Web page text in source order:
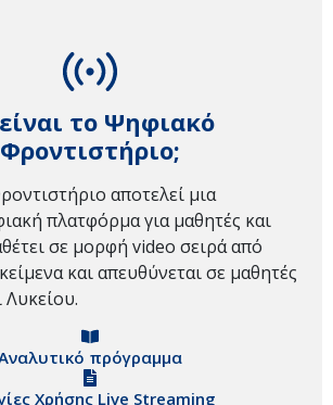
το Ψηφιακό
Φροντιστήριο;
αποτελεί μια
πλατφόρμα για μαθητές και
σε μορφή video σειρά από
και απευθύνεται σε μαθητές
Λυκείου.
πρόγραμμα
Χρήσης Live Streaming